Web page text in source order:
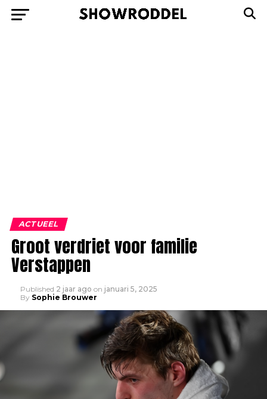
ACTUEEL
Groot verdriet voor familie
Verstappen
Published 2 jaar ago on januari 5, 2025
By Sophie Brouwer